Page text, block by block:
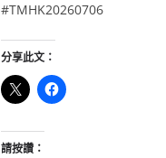
#TMHK20260706
分享此文：
請按讚：